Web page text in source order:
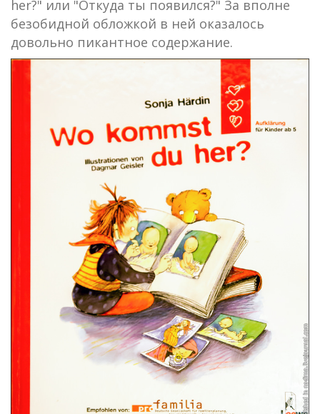
her?" или "Откуда ты появился?" За вполне
безобидной обложкой в ней оказалось
довольно пикантное содержание.